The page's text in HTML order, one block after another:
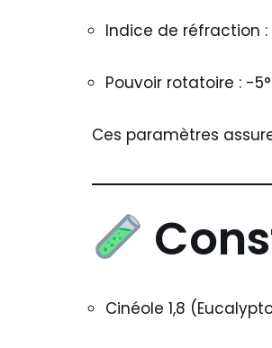
Indice de réfraction :
Pouvoir rotatoire : -5°
Ces paramètres
Cinéole 1,8